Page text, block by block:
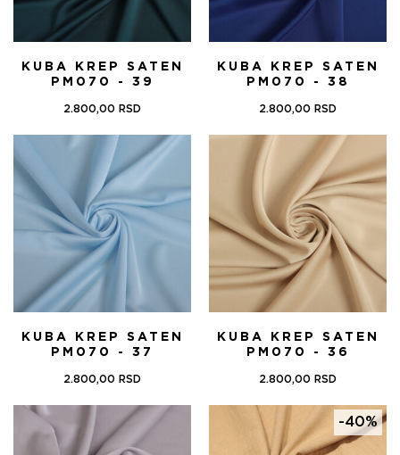
KUBA KREP SATEN
PM070 - 39
2.800,00 RSD
KUBA KREP SATEN
PM070 - 38
2.800,00 RSD
KUBA KREP SATEN
PM070 - 37
2.800,00 RSD
KUBA KREP SATEN
PM070 - 36
2.800,00 RSD
-40%